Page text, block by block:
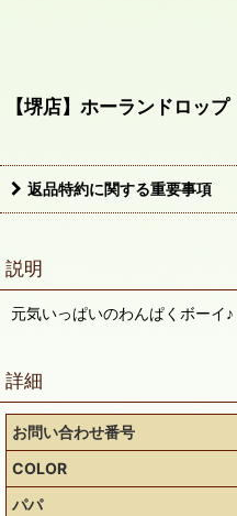
【堺店】ホーランドロ
返品特約に関する重要事項
説明
元気いっぱいのわんぱくボーイ♪
詳細
お問い合わせ番号
COLOR
パパ